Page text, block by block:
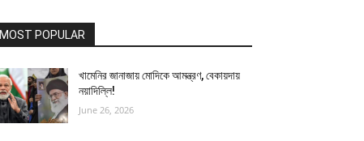
MOST POPULAR
খামেনির জানাজায় মোদিকে আমন্ত্রণ, বেকায়দায়
নয়াদিল্লি!
June 26, 2026